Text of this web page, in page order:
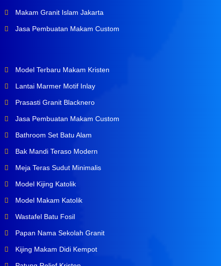
Makam Granit Islam Jakarta
Jasa Pembuatan Makam Custom
Model Terbaru Makam Kristen
Lantai Marmer Motif Inlay
Prasasti Granit Blacknero
Jasa Pembuatan Makam Custom
Bathroom Set Batu Alam
Bak Mandi Teraso Modern
Meja Teras Sudut Minimalis
Model Kijing Katolik
Model Makam Katolik
Wastafel Batu Fosil
Papan Nama Sekolah Granit
Kijing Makam Didi Kempot